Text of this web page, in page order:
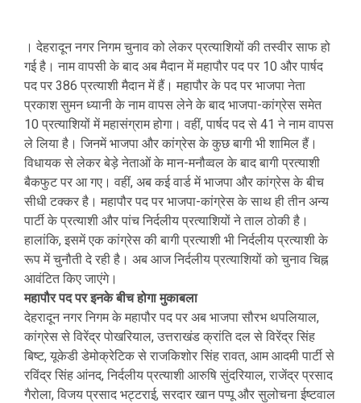
। देहरादून नगर निगम चुनाव को लेकर प्रत्याशियों की तस्वीर साफ हो
गई है। नाम वापसी के बाद अब मैदान में महापौर पद पर 10 और पार्षद
पद पर 386 प्रत्याशी मैदान में हैं। महापौर के पद पर भाजपा नेता
प्रकाश सुमन ध्यानी के नाम वापस लेने के बाद भाजपा-कांग्रेस समेत
10 प्रत्याशियों में महासंग्राम होगा। वहीं, पार्षद पद से 41 ने नाम वापस
ले लिया है। जिनमें भाजपा और कांग्रेस के कुछ बागी भी शामिल हैं।
विधायक से लेकर बेड़े नेताओं के मान-मनौव्वल के बाद बागी प्रत्याशी
बैकफुट पर आ गए। वहीं, अब कई वार्ड में भाजपा और कांग्रेस के बीच
सीधी टक्कर है। महापौर पद पर भाजपा-कांग्रेस के साथ ही तीन अन्य
पार्टी के प्रत्याशी और पांच निर्दलीय प्रत्याशियों ने ताल ठोकी है।
हालांकि, इसमें एक कांग्रेस की बागी प्रत्याशी भी निर्दलीय प्रत्याशी के
रूप में चुनौती दे रही है। अब आज निर्दलीय प्रत्याशियों को चुनाव चिह्न
आवंटित किए जाएंगे।
महापौर पद पर इनके बीच होगा मुकाबला
देहरादून नगर निगम के महापौर पद पर अब भाजपा सौरभ थपलियाल,
कांग्रेस से विरेंद्र पोखरियाल, उत्तराखंड क्रांति दल से विरेंद्र सिंह
बिष्ट, यूकेडी डेमोक्रेटिक से राजकिशोर सिंह रावत, आम आदमी पार्टी से
रविंद्र सिंह आंनद, निर्दलीय प्रत्याशी आरुषि सुंदरियाल, राजेंद्र प्रसाद
गैरोला, विजय प्रसाद भट्टराई, सरदार खान पप्पू और सुलोचना ईष्टवाल